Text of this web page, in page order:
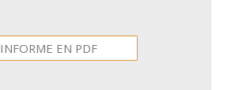
INFORME EN PDF